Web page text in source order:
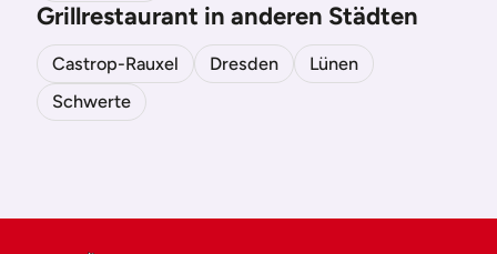
Grillrestaurant in anderen Städten
Castrop-Rauxel Dresden
Lünen
Schwerte